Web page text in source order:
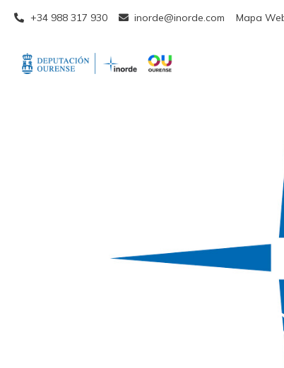
+34 988 317 930 inorde@inorde.com Mapa
DIRECTORIO